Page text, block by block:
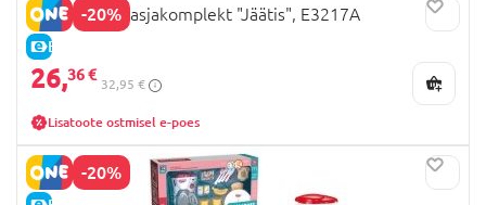
-20%
E-HIND
HAPE mänguasjakomplekt "Jäätis", E3217A
26,36 €
32,95 €
Lisatoote ostmisel e-poes
-20%